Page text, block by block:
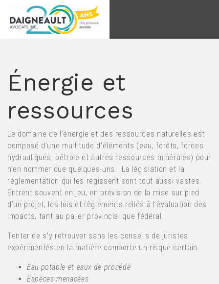
Goto main content
Énergie et
ressources
Le domaine de l’énergie et des ressources naturelles est
composé d’une multitude d’éléments (eau, forêts, forces
hydrauliques, pétrole et autres ressources minérales) pour
n’en nommer que quelques-uns. La législation et la
réglementation qui les régissent sont tout aussi vastes.
Entrent souvent en jeu, en prévision de la mise sur pied
d’un projet, les lois et règlements reliés à l’évaluation des
impacts, tant au palier provincial que fédéral.
Tenter de s’y retrouver sans les conseils de juristes
expérimentés en la matière comporte un risque certain.
Eau potable et eaux de procédé
Espèces menacées